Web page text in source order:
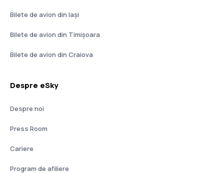
Bilete de avion din Iași
Bilete de avion din Timișoara
Bilete de avion din Craiova
Despre eSky
Despre noi
Press Room
Cariere
Program de afiliere